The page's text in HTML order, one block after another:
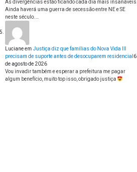
As divergências estão ficando cada dia mais insanáveis.
Ainda haverá uma guerra de secessão entre NE e SE
neste século.…
Lucianeem Justiça diz que famílias do Nova Vida III
precisam de suporte antes de desocuparem residencial 6
de agosto de 2026
Vou invadir também e esperar a prefeitura me pagar
algum benefício, muito top isso, obrigado justiça